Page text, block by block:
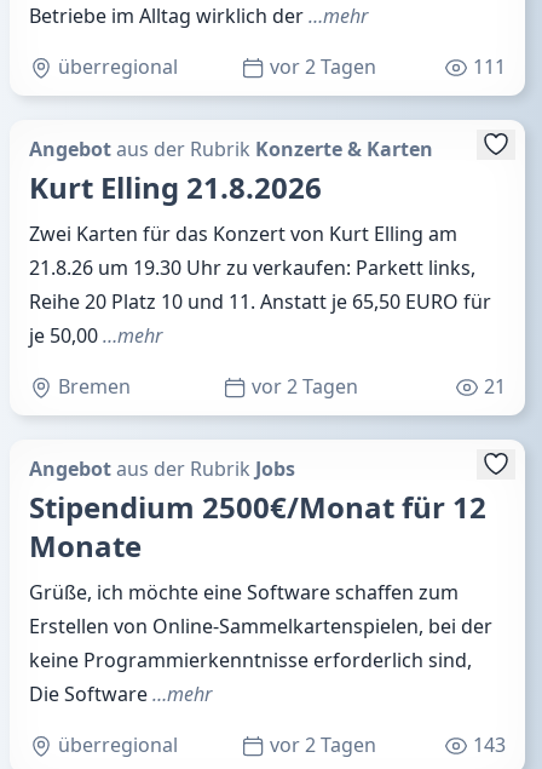
Betriebe im Alltag wirklich der…mehr
überregional
vor 2 Tagen 111
Angebotaus der Rubrik Konzerte & Karten
Kurt Elling 21.8.2026
Zwei Karten für das Konzert von Kurt Elling am
21.8.26 um 19.30 Uhr zu verkaufen: Parkett links,
Reihe 20 Platz 10 und 11. Anstatt je 65,50 EURO für
je 50,00…mehr
Bremen
vor 2 Tagen 21
Angebotaus der Rubrik Jobs
Stipendium 2500€/Monat für 12
Monate
Grüße, ich möchte eine Software schaffen zum
Erstellen von Online-Sammelkartenspielen, bei der
keine Programmierkenntnisse erforderlich sind,
Die Software…mehr
überregional
vor 2 Tagen 143